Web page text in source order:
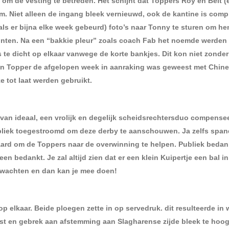
Niet alleen de ingang bleek vernieuwd, ook de kantine is
er bijna elke week gebeurd) foto’s naar Tonny te sturen om
Na een “bakkie pleur” zoals coach Fab het noemde werden
te dicht op elkaar vanwege de korte bankjes. Dit kon niet zonder
Topper de afgelopen week in aanraking was geweest met
tot laat werden gebruikt.
ideaal, een vrolijk en degelijk scheidsrechtersduo
toegestroomd om deze derby te aanschouwen. Ja zelfs
om de Toppers naar de overwinning te helpen. Publiek
bedankt. Je zal altijd zien dat er een klein Kuipertje een bal in
en dan kan je mee doen!
elkaar. Beide ploegen zette in op servedruk. dit resulteerde in
en gebrek aan afstemming aan Slagharense zijde bleek te hoog